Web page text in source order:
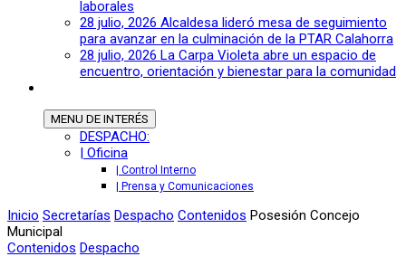
laborales
28 julio, 2026 Alcaldesa lideró mesa de seguimiento
para avanzar en la culminación de la PTAR Calahorra
28 julio, 2026 La Carpa Violeta abre un espacio de
encuentro, orientación y bienestar para la comunidad
MENU DE INTERÉS
DESPACHO:
| Oficina
| Control Interno
| Prensa y Comunicaciones
Inicio Secretarías Despacho Contenidos Posesión Concejo
Municipal
Contenidos Despacho